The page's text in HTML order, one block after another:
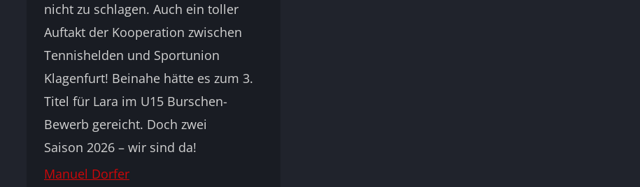
nicht zu schlagen. Auch ein toller
Auftakt der Kooperation zwischen
Tennishelden und Sportunion
Klagenfurt! Beinahe hätte es zum 3.
Titel für Lara im U15 Burschen-
Bewerb gereicht. Doch zwei
Saison 2026 – wir sind da!
Manuel Dorfer